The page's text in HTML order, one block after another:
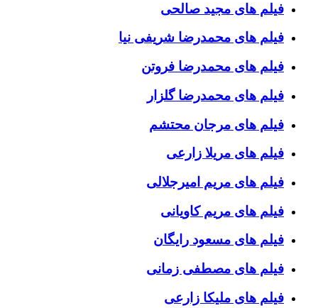
فیلم های مجید صالحی
فیلم های محمدرضا شریفی نیا
فیلم های محمدرضا فروتن
فیلم های محمدرضا گلزار
فیلم های مرجان محتشم
فیلم های مریلا زارعی
فیلم های مریم امیرجلالی
فیلم های مریم کاویانی
فیلم های مسعود رایگان
فیلم های مصطفی زمانی
فیلم های ملیکا زارعی